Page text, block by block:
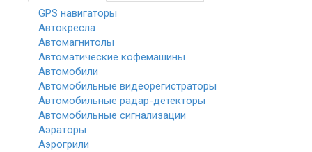
GPS навигаторы
Автокресла
Автомагнитолы
Автоматические кофемашины
Автомобили
Автомобильные видеорегистраторы
Автомобильные радар-детекторы
Автомобильные сигнализации
Аэраторы
Аэрогрили